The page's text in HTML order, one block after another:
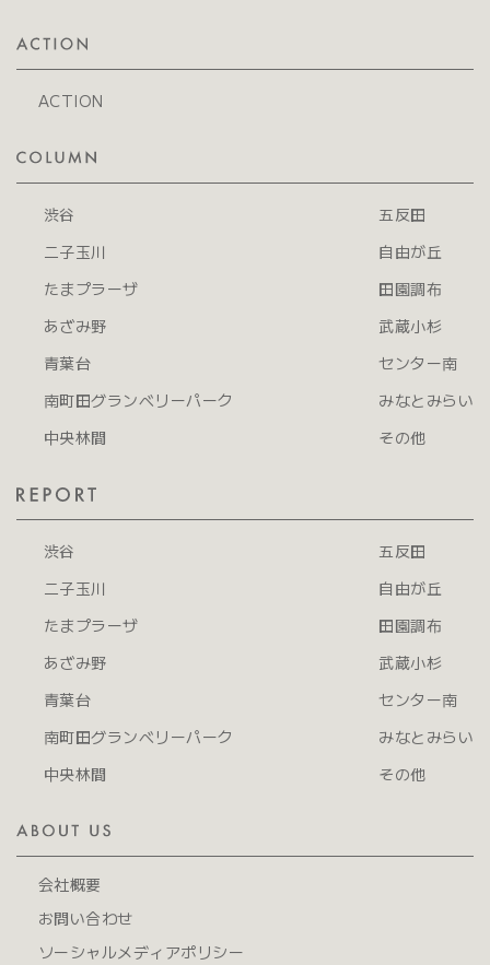
ACTION
渋谷
二子玉川
たまプラーザ
あざみ野
青葉台
南町田グランベリーパーク
中央林間
五反田
自由が丘
田園調布
武蔵小杉
センター南
みなとみらい
その他
渋谷
二子玉川
たまプラーザ
あざみ野
青葉台
南町田グランベリーパーク
中央林間
五反田
自由が丘
田園調布
武蔵小杉
センター南
みなとみらい
その他
会社概要
お問い合わせ
ソーシャルメディアポリシー